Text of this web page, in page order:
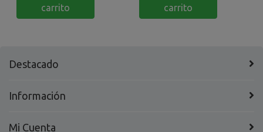
carrito
carrito
Destacado
Información
Mi Cuenta